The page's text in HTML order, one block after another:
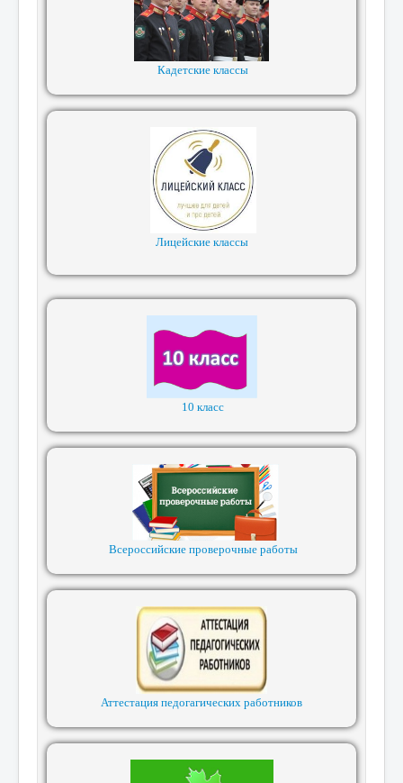
Кадетские классы
Лицейские классы
10 класс
Всероссийские проверочные работы
Аттестация педогагических работников